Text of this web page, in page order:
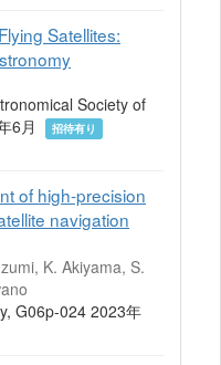
Satellites:
Society of
6月
招待有り
of high-precision
navigation
K. Akiyama, S.
G06p-024 2023年